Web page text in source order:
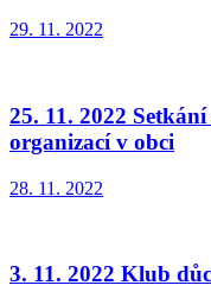
29. 11. 2022
25. 11. 2022
organizací v obci
28. 11. 2022
3. 11. 2022 Klub